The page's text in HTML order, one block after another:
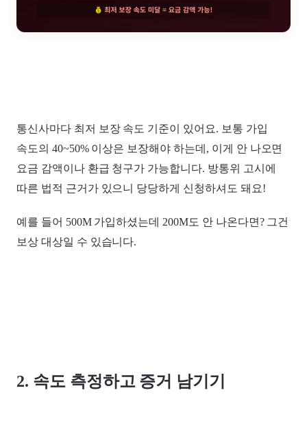
통신사마다 최저 보장 속도 기준이 있어요. 보통 가입
속도의 40~50% 이상은 보장해야 하는데, 이게 안 나오면
요금 감액이나 환급 청구가 가능합니다. 방통위 고시에
따른 법적 근거가 있으니 당당하게 신청하셔도 돼요!
예를 들어 500M 가입하셨는데 200M도 안 나온다면? 그건
보상 대상일 수 있습니다.
2. 속도 측정하고 증거 남기기